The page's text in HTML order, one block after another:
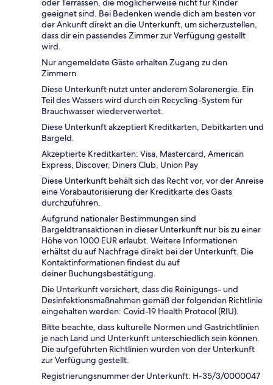
oder Terrassen, die möglicherweise nicht für Kinder
geeignet sind. Bei Bedenken wende dich am besten vor
der Ankunft direkt an die Unterkunft, um sicherzustellen,
dass dir ein passendes Zimmer zur Verfügung gestellt
wird.
Nur angemeldete Gäste erhalten Zugang zu den
Zimmern.
Diese Unterkunft nutzt unter anderem Solarenergie. Ein
Teil des Wassers wird durch ein Recycling-System für
Brauchwasser wiederverwertet.
Diese Unterkunft akzeptiert Kreditkarten, Debitkarten und
Bargeld.
Akzeptierte Kreditkarten: Visa, Mastercard, American
Express, Discover, Diners Club, Union Pay
Diese Unterkunft behält sich das Recht vor, vor der Anreise
eine Vorabautorisierung der Kreditkarte des Gasts
durchzuführen.
Aufgrund nationaler Bestimmungen sind
Bargeldtransaktionen in dieser Unterkunft nur bis zu einer
Höhe von 1000 EUR erlaubt. Weitere Informationen
erhältst du auf Nachfrage direkt bei der Unterkunft. Die
Kontaktinformationen findest du auf
deiner Buchungsbestätigung.
Die Unterkunft versichert, dass die Reinigungs- und
Desinfektionsmaßnahmen gemäß der folgenden Richtlinie
eingehalten werden: Covid-19 Health Protocol (RIU).
Bitte beachte, dass kulturelle Normen und Gastrichtlinien
je nach Land und Unterkunft unterschiedlich sein können.
Die aufgeführten Richtlinien wurden von der Unterkunft
zur Verfügung gestellt.
Registrierungsnummer der Unterkunft: H-35/3/0000047